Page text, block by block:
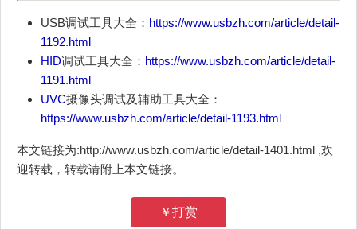
USB调试工具大全： https://www.usbzh.com/article/detail-
1192.html
HID调试工具大全： https://www.usbzh.com/article/detail-
1191.html
UVC摄像头调试及辅助工具大全：
https://www.usbzh.com/article/detail-1193.html
本文链接为:http://www.usbzh.com/article/detail-1401.html ,欢
迎转载，转载请附上本文链接。
￥打赏